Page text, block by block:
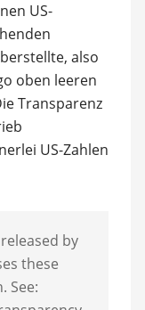
US-
also
oben leeren
Transparenz
US-Zahlen
by
these
See: